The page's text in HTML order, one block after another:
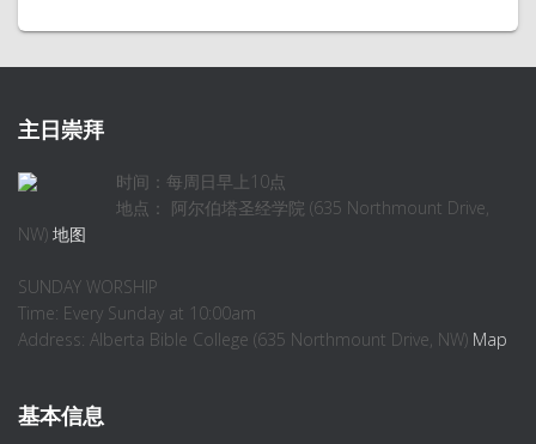
主日崇拜
时间：每周日早上10点
地点： 阿尔伯塔圣经学院 (635 Northmount Drive,
NW) 地图
SUNDAY WORSHIP
Time: Every Sunday at 10:00am
Address: Alberta Bible College (635 Northmount Drive, NW) Map
基本信息